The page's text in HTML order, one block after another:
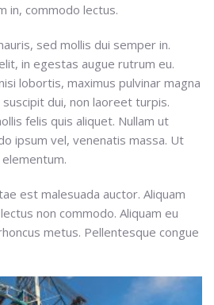
in, commodo lectus.
sed mollis dui semper in.
in egestas augue rutrum eu.
lobortis, maximus pulvinar magna
dui, non laoreet turpis.
felis quis aliquet. Nullam ut
ipsum vel, venenatis massa. Ut
est malesuada auctor. Aliquam
non commodo. Aliquam eu
metus. Pellentesque congue